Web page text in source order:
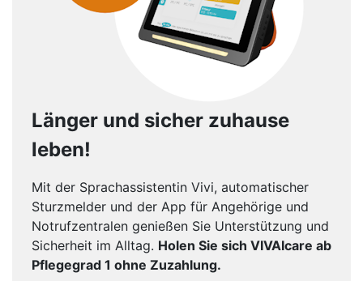
Länger und sicher zuhause
leben!
Mit der Sprachassistentin Vivi, automatischer
Sturzmelder und der App für Angehörige und
Notrufzentralen genießen Sie Unterstützung und
Sicherheit im Alltag. Holen Sie sich VIVAIcare ab
Pflegegrad 1 ohne Zuzahlung.